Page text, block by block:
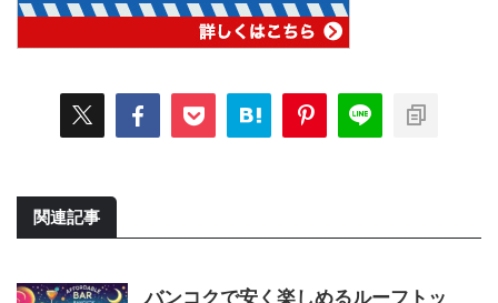
関連記事
バンコクで安く楽しめるルーフトッ